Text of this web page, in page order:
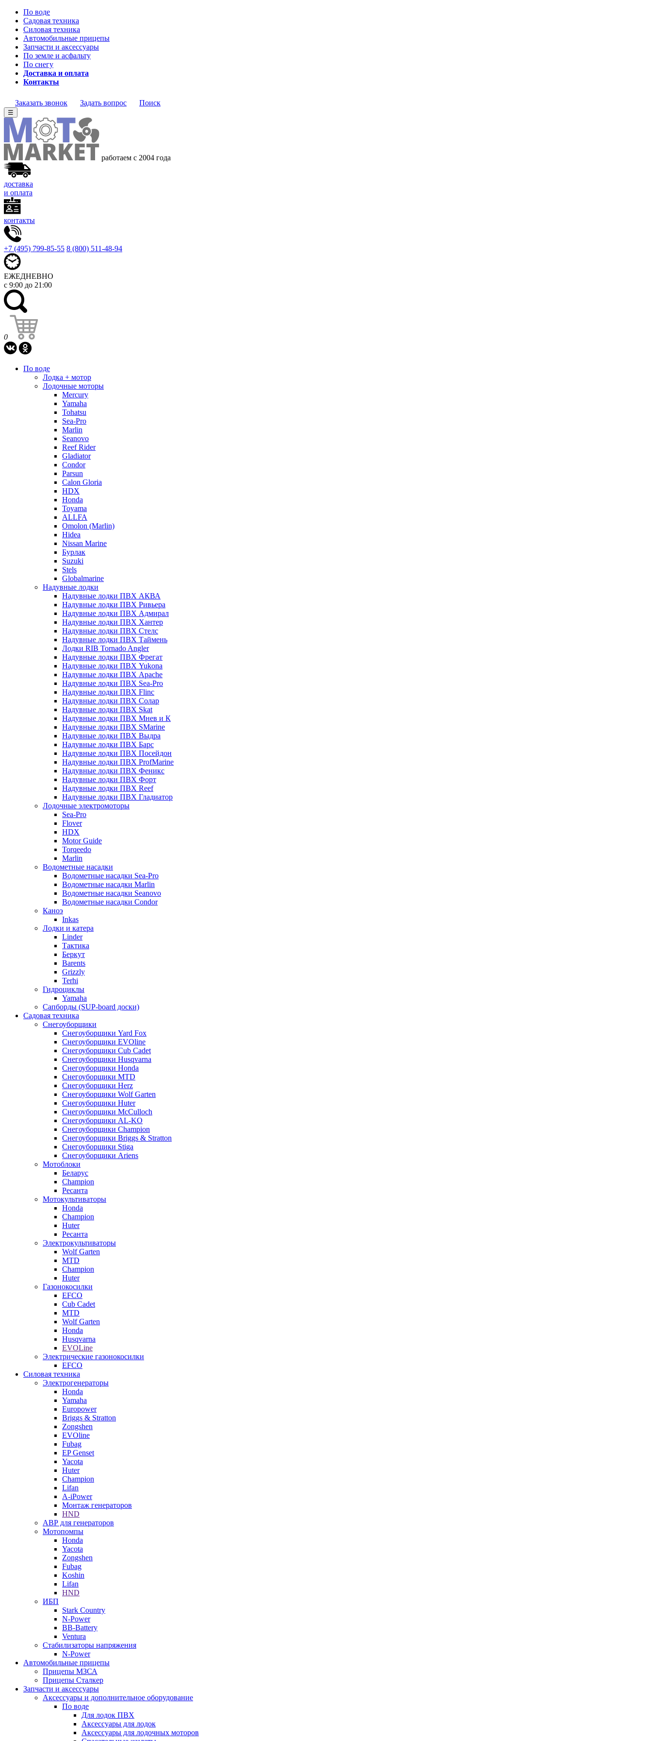
По воде
Садовая техника
Силовая техника
Автомобильные прицепы
Запчасти и аксессуары
По земле и асфальту
По снегу
Доставка и оплата
Контакты
Заказать звонок Задать вопрос Поиск
☰
работаем с 2004 года
доставка
и оплата
контакты
+7 (495) 799-85-55 8 (800) 511-48-94
ЕЖЕДНЕВНО
с 9:00 до 21:00
0
По воде
Лодка + мотор
Лодочные моторы
Mercury
Yamaha
Tohatsu
Sea-Pro
Marlin
Seanovo
Reef Rider
Gladiator
Condor
Parsun
Calon Gloria
HDX
Honda
Toyama
ALLFA
Omolon (Marlin)
Hidea
Nissan Marine
Бурлак
Suzuki
Stels
Globalmarine
Надувные лодки
Надувные лодки ПВХ АКВА
Надувные лодки ПВХ Ривьера
Надувные лодки ПВХ Адмирал
Надувные лодки ПВХ Хантер
Надувные лодки ПВХ Стелс
Надувные лодки ПВХ Таймень
Лодки RIB Tornado Angler
Надувные лодки ПВХ Фрегат
Надувные лодки ПВХ Yukona
Надувные лодки ПВХ Apache
Надувные лодки ПВХ Sea-Pro
Надувные лодки ПВХ Flinc
Надувные лодки ПВХ Солар
Надувные лодки ПВХ Skat
Надувные лодки ПВХ Мнев и К
Надувные лодки ПВХ SMarine
Надувные лодки ПВХ Выдра
Надувные лодки ПВХ Барс
Надувные лодки ПВХ Посейдон
Надувные лодки ПВХ ProfMarine
Надувные лодки ПВХ Феникс
Надувные лодки ПВХ Форт
Надувные лодки ПВХ Reef
Надувные лодки ПВХ Гладиатор
Лодочные электромоторы
Sea-Pro
Flover
HDX
Motor Guide
Torqeedo
Marlin
Водометные насадки
Водометные насадки Sea-Pro
Водометные насадки Marlin
Водометные насадки Seanovo
Водометные насадки Condor
Каноэ
Inkas
Лодки и катера
Linder
Тактика
Беркут
Barents
Grizzly
Terhi
Гидроциклы
Yamaha
Сапборды (SUP-board доски)
Садовая техника
Снегоуборщики
Снегоуборщики Yard Fox
Снегоуборщики EVOline
Снегоуборщики Cub Cadet
Снегоуборщики Husqvarna
Снегоуборщики Honda
Снегоуборщики MTD
Снегоуборщики Herz
Снегоуборщики Wolf Garten
Снегоуборщики Huter
Снегоуборщики McCulloch
Снегоуборщики AL-KO
Снегоуборщики Champion
Снегоуборщики Briggs & Stratton
Снегоуборщики Stiga
Снегоуборщики Ariens
Мотоблоки
Беларус
Champion
Ресанта
Мотокультиваторы
Honda
Champion
Huter
Ресанта
Электрокультиваторы
Wolf Garten
MTD
Champion
Huter
Газонокосилки
EFCO
Cub Cadet
MTD
Wolf Garten
Honda
Husqvarna
EVOLine
Электрические газонокосилки
EFCO
Силовая техника
Электрогенераторы
Honda
Yamaha
Europower
Briggs & Stratton
Zongshen
EVOline
Fubag
EP Genset
Yacota
Huter
Champion
Lifan
A-iPower
Монтаж генераторов
HND
АВР для генераторов
Мотопомпы
Honda
Yacota
Zongshen
Fubag
Koshin
Lifan
HND
ИБП
Stark Country
N-Power
BB-Battery
Ventura
Стабилизаторы напряжения
N-Power
Автомобильные прицепы
Прицепы МЗСА
Прицепы Сталкер
Запчасти и аксессуары
Аксессуары и дополнительное оборудование
По воде
Для лодок ПВХ
Аксессуары для лодок
Аксессуары для лодочных моторов